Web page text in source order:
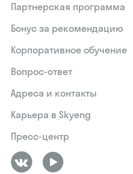
Партнерская программа
Бонус за рекомендацию
Корпоративное обучение
Вопрос-ответ
Адреса и контакты
Карьера в Skyeng
Пресс-центр